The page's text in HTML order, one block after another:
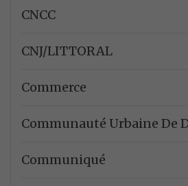
CNCC
CNJ/LITTORAL
Commerce
Communauté Urbaine De
Communiqué